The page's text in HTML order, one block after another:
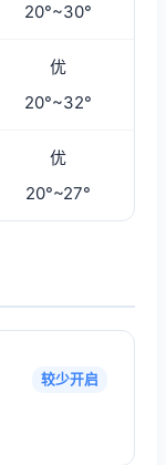
20°~30°
优
20°~32°
优
20°~27°
较少开启